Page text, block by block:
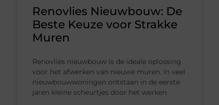
Renovlies Nieuwbouw: De
Beste Keuze voor Strakke
Muren
Renovlies nieuwbouw is de ideale oplossing
voor het afwerken van nieuwe muren. In veel
nieuwbouwwoningen ontstaan in de eerste
jaren kleine scheurtjes door het werken